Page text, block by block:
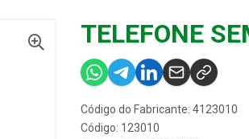
TELEFONE
Código do Fabricante: 4123010
Código: 123010